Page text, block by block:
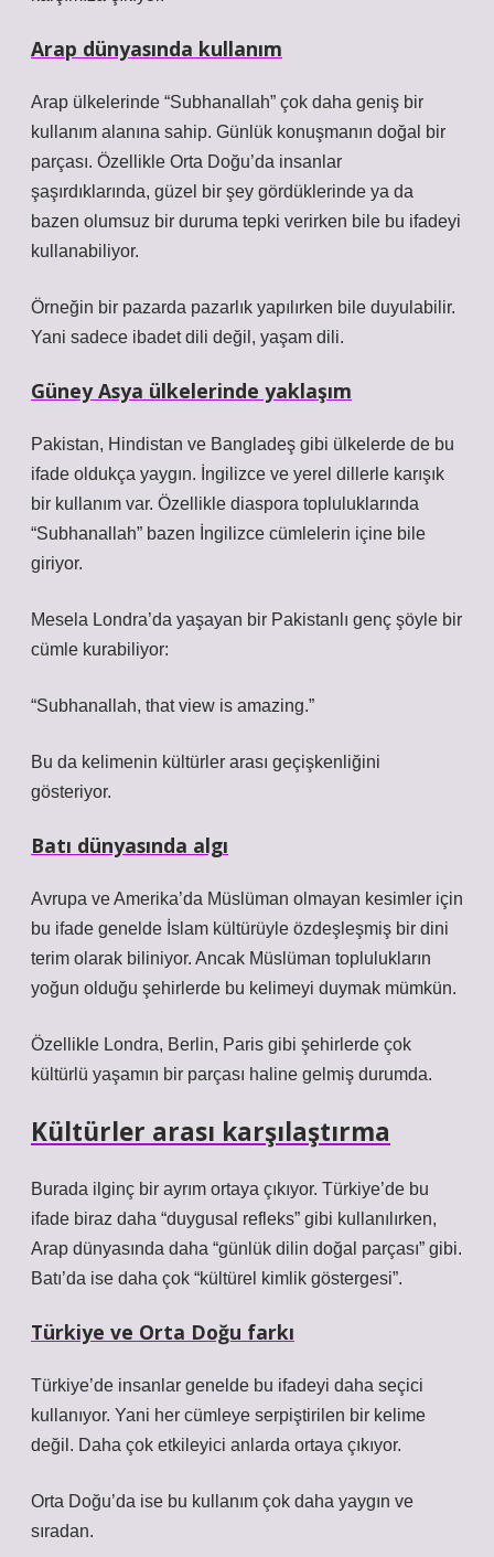
Arap dünyasında kullanım
Arap ülkelerinde “Subhanallah” çok daha geniş bir
kullanım alanına sahip. Günlük konuşmanın doğal bir
parçası. Özellikle Orta Doğu’da insanlar
şaşırdıklarında, güzel bir şey gördüklerinde ya da
bazen olumsuz bir duruma tepki verirken bile bu ifadeyi
kullanabiliyor.
Örneğin bir pazarda pazarlık yapılırken bile duyulabilir.
Yani sadece ibadet dili değil, yaşam dili.
Güney Asya ülkelerinde yaklaşım
Pakistan, Hindistan ve Bangladeş gibi ülkelerde de bu
ifade oldukça yaygın. İngilizce ve yerel dillerle karışık
bir kullanım var. Özellikle diaspora topluluklarında
“Subhanallah” bazen İngilizce cümlelerin içine bile
giriyor.
Mesela Londra’da yaşayan bir Pakistanlı genç şöyle bir
cümle kurabiliyor:
“Subhanallah, that view is amazing.”
Bu da kelimenin kültürler arası geçişkenliğini
gösteriyor.
Batı dünyasında algı
Avrupa ve Amerika’da Müslüman olmayan kesimler için
bu ifade genelde İslam kültürüyle özdeşleşmiş bir dini
terim olarak biliniyor. Ancak Müslüman toplulukların
yoğun olduğu şehirlerde bu kelimeyi duymak mümkün.
Özellikle Londra, Berlin, Paris gibi şehirlerde çok
kültürlü yaşamın bir parçası haline gelmiş durumda.
Kültürler arası karşılaştırma
Burada ilginç bir ayrım ortaya çıkıyor. Türkiye’de bu
ifade biraz daha “duygusal refleks” gibi kullanılırken,
Arap dünyasında daha “günlük dilin doğal parçası” gibi.
Batı’da ise daha çok “kültürel kimlik göstergesi”.
Türkiye ve Orta Doğu farkı
Türkiye’de insanlar genelde bu ifadeyi daha seçici
kullanıyor. Yani her cümleye serpiştirilen bir kelime
değil. Daha çok etkileyici anlarda ortaya çıkıyor.
Orta Doğu’da ise bu kullanım çok daha yaygın ve
sıradan.